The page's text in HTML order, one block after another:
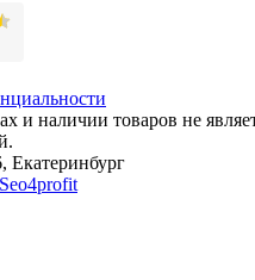
и наличии товаров не
Екатеринбург
Seo4profit